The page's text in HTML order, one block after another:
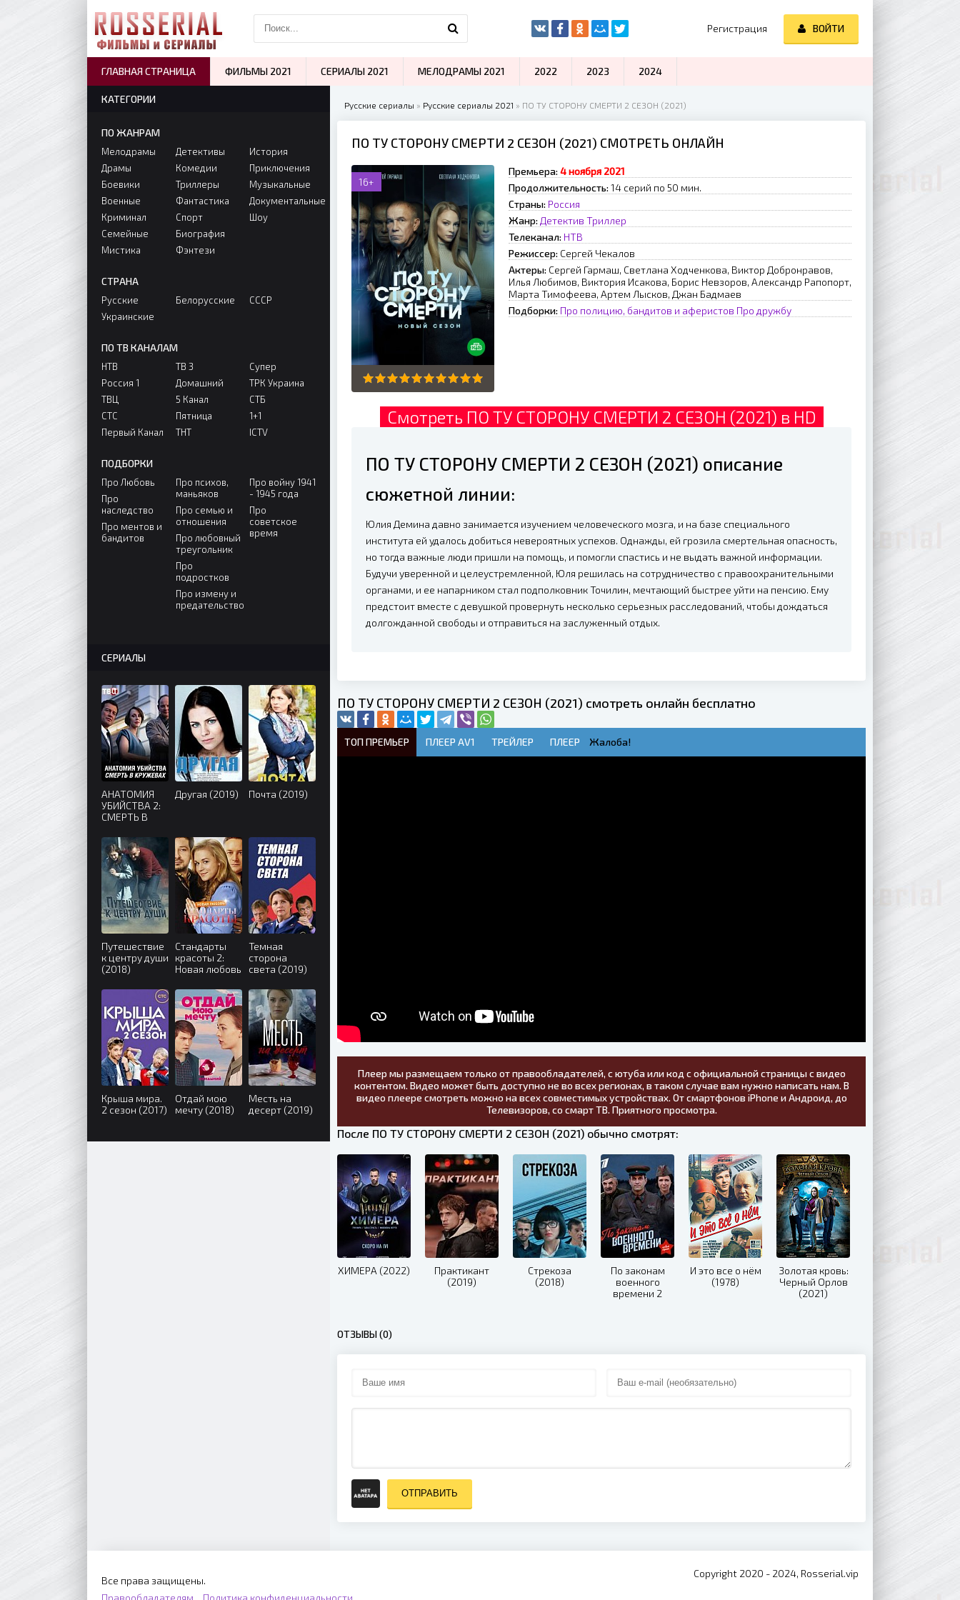
Русские сериалы » Русские сериалы 2021 » ПО ТУ СТОРОНУ СМЕРТИ 2 СЕЗОН (2021)
ПО ТУ СТОРОНУ СМЕРТИ 2 СЕЗОН (2021) СМОТРЕТЬ ОНЛАЙН
16+
Премьера: 4 нoябpя 2021
Продолжительность: 14 серий по 50 мин.
Страны: Россия
Жанр: Детектив Триллер
Телеканал: НТВ
Режиссер: Сергей Чекалов
Актеры: Сергей Гармаш, Светлана Ходченкова, Виктор Добронравов,
Илья Любимов, Виктория Исакова, Борис Невзоров, Александр Рапопорт,
Марта Тимофеева, Артем Лысков, Джан Бадмаев
Подборки: Про полицию, бандитов и аферистов Про дружбу
Смотреть ПО ТУ СТОРОНУ СМЕРТИ 2 СЕЗОН (2021) в HD
ПО ТУ СТОРОНУ СМЕРТИ 2 СЕЗОН (2021) описание
сюжетной линии:
Юлия Демина давно занимается изучением человеческого мозга, и на базе специального
института ей удалось добиться невероятных успехов. Однажды, ей грозила смертельная опасность,
но тогда важные люди пришли на помощь, и помогли спастись и не выдать важной информации.
Будучи уверенной и целеустремленной, Юля решилась на сотрудничество с правоохранительными
органами, и ее напарником стал подполковник Точилин, мечтающий быстрее уйти на пенсию. Ему
предстоит вместе с девушкой провернуть несколько серьезных расследований, чтобы дождаться
долгожданной свободы и отправиться на заслуженный отдых.
ПО ТУ СТОРОНУ СМЕРТИ 2 СЕЗОН (2021) смотреть онлайн бесплатно
ТОП ПРЕМЬЕР ПЛЕЕР AV1 ТРЕЙЛЕР ПЛЕЕР Жалоба!
Плеер мы размещаем только от правообладателей, с ютуба или код с официальной страницы с видео
контентом. Видео может быть доступно не во всех регионах, в таком случае вам нужно написать нам. В
видео плеере смотреть можно на всех совместимых устройствах. От смартфонов iPhone и Андроид, до
Телевизоров, со смарт ТВ. Приятного просмотра.
После ПО ТУ СТОРОНУ СМЕРТИ 2 СЕЗОН (2021) обычно смотрят:
ХИМЕРА (2022)
Практикант
(2019)
Стрекоза
(2018)
По законам
военного
времени 2
И это все о нём
(1978)
Золотая кровь:
Черный Орлов
(2021)
ОТЗЫВЫ (0)
ОТПРАВИТЬ
КАТЕГОРИИ
ПО ЖАНРАМ
Мелодрамы
Драмы
Боевики
Военные
Криминал
Семейные
Мистика
Детективы
Комедии
Триллеры
Фантастика
Спорт
Биография
Фэнтези
История
Приключения
Музыкальные
Документальные
Шоу
СТРАНА
Русские
Украинские
Белорусские СССР
ПО ТВ КАНАЛАМ
НТВ
Россия 1
ТВЦ
СТС
Первый Канал
ТВ 3
Домашний
5 Канал
Пятница
ТНТ
Супер
ТРК Украина
СТБ
1+1
ICTV
ПОДБОРКИ
Про Любовь
Про
наследство
Про ментов и
бандитов
Про психов,
маньяков
Про семью и
отношения
Про любовный
треугольник
Про
подростков
Про измену и
предательство
Про войну 1941
- 1945 года
Про
советское
время
СЕРИАЛЫ
АНАТОМИЯ
УБИЙСТВА 2:
СМЕРТЬ В
(2019)
Другая (2019) Почта (2019)
Путешествие
к центру души
(2018)
Стандарты
красоты 2:
Новая любовь
Темная
сторона
света (2019)
Крыша мира.
2 сезон (2017)
Отдай мою
мечту (2018)
Месть на
десерт (2019)
Регистрация ВОЙТИ
ГЛАВНАЯ СТРАНИЦА ФИЛЬМЫ 2021 СЕРИАЛЫ 2021 МЕЛОДРАМЫ 2021 2022 2023 2024
Все права защищены.
Правообладателям
Политика конфиденциальности
Copyright 2020 - 2024, Rosserial.vip